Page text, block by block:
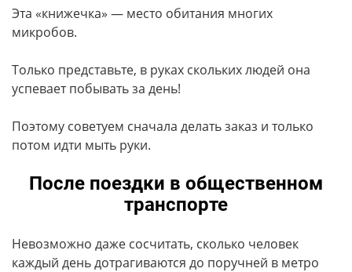
Эта «книжечка» — место обитания многих
микробов.
Только представьте, в руках скольких людей она
успевает побывать за день!
Поэтому советуем сначала делать заказ и только
потом идти мыть руки.
После поездки в общественном
транспорте
Невозможно даже сосчитать, сколько человек
каждый день дотрагиваются до поручней в метро